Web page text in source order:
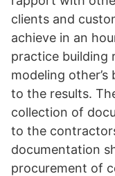
clients and
achieve in an
practice building
modeling
to the results.
collection of
to the
documentation
procurement of